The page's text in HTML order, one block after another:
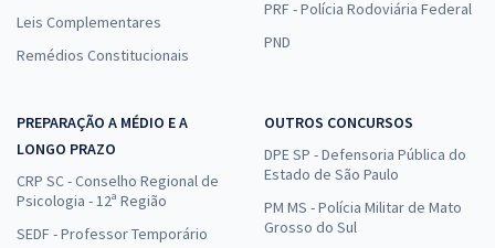
Leis Complementares
Remédios Constitucionais
PRF - Polícia Rodoviária Federal
PND
PREPARAÇÃO A MÉDIO E A
LONGO PRAZO
CRP SC - Conselho Regional de
Psicologia - 12ª Região
SEDF - Professor Temporário
OUTROS CONCURSOS
DPE SP - Defensoria Pública do
Estado de São Paulo
PM MS - Polícia Militar de Mato
Grosso do Sul